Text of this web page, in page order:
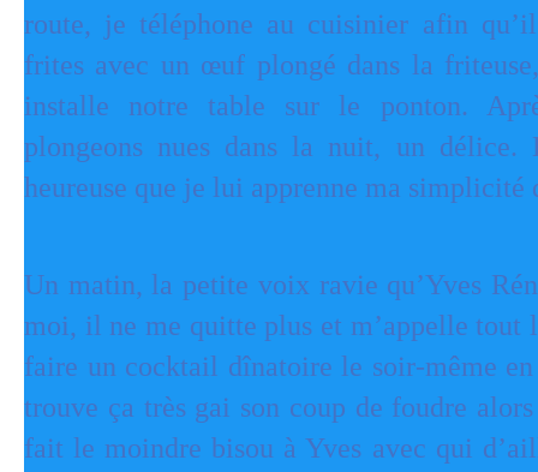
route, je téléphone au cuisinier afin
frites avec un œuf plongé dans la
installe notre table sur le ponton.
plongeons nues dans la nuit, un
heureuse que je lui apprenne ma simplicité
Un matin, la petite voix ravie qu’Yves
moi, il ne me quitte plus et m’appelle tout
faire un cocktail dînatoire le soir-même
trouve ça très gai son coup de foudre
fait le moindre bisou à Yves avec qui